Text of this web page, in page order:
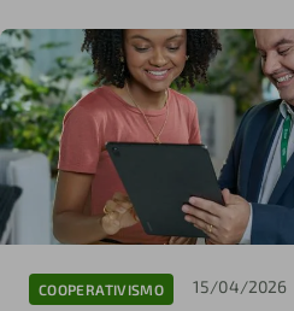
COOPERATIVISMO 15/04/2026